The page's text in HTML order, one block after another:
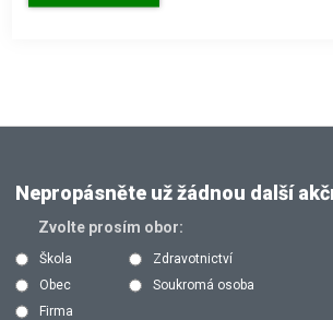
Nepropásněte už žádnou další
Zvolte prosím obor:
Škola
Zdravotnictví
Obec
Soukromá osoba
Firma